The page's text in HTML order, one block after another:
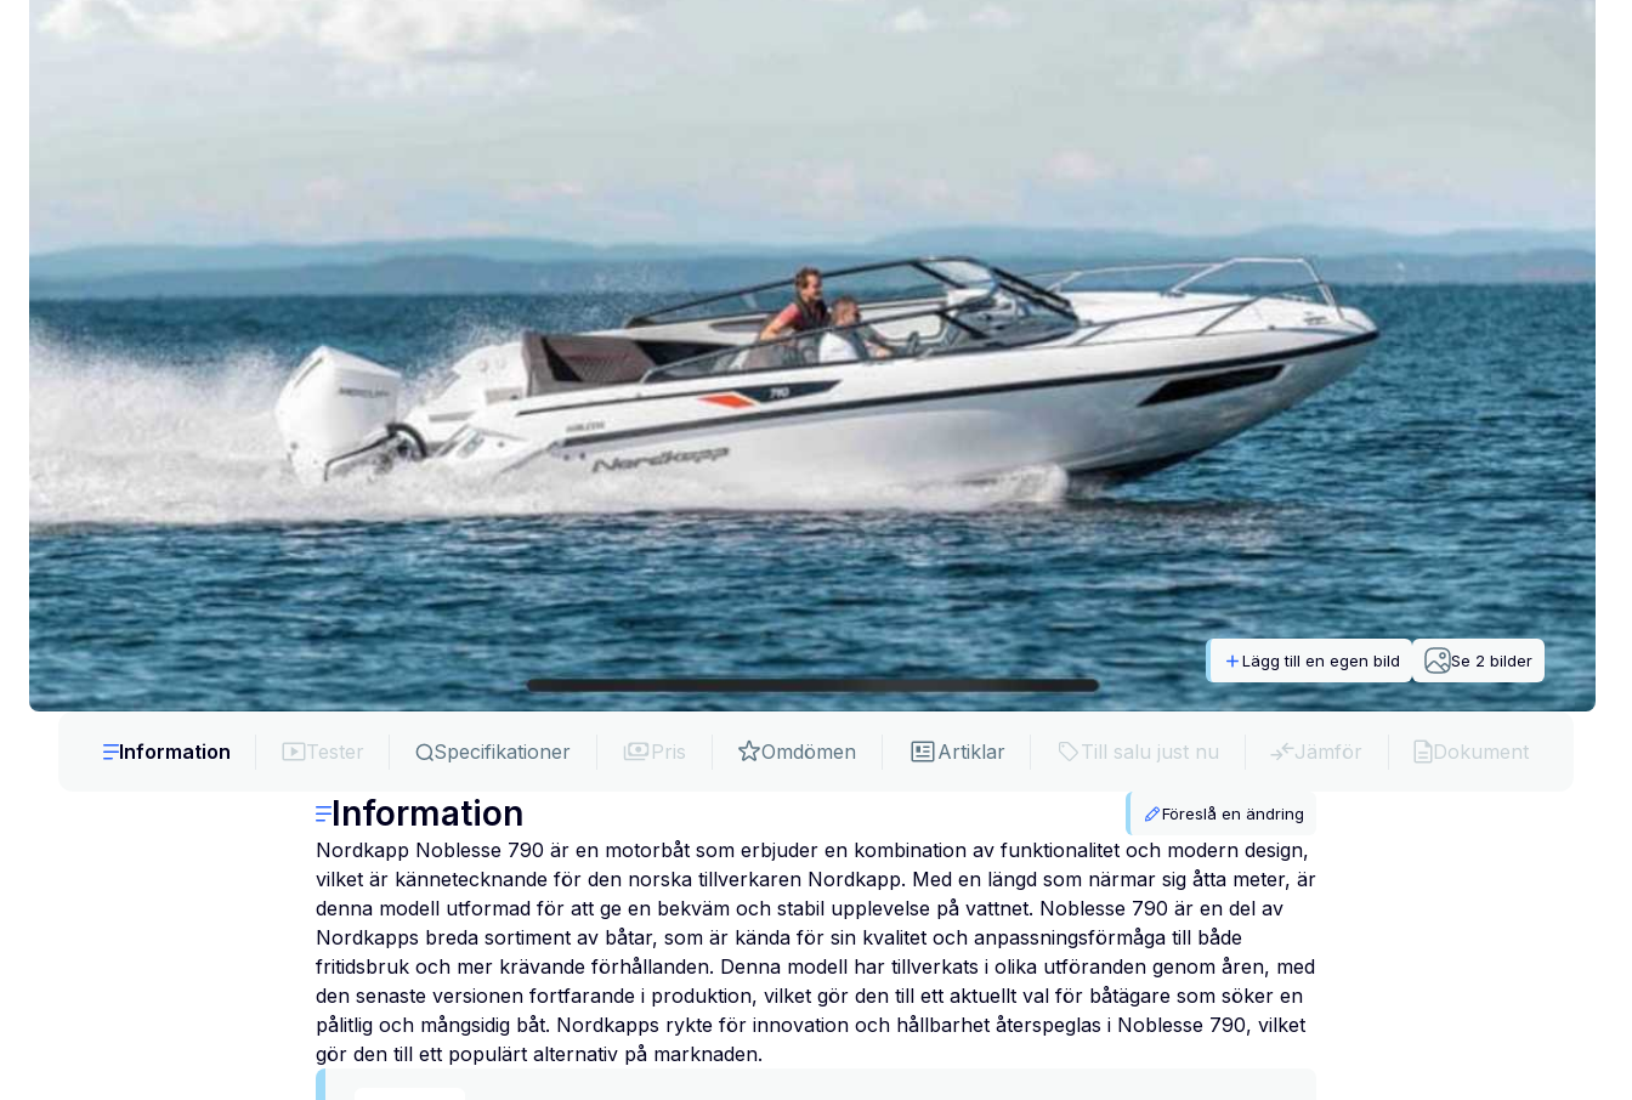
Lägg till en egen bild Se 2 bilder
Information Tester Specifikationer Pris Omdömen Artiklar Till salu just nu Jämför Dokument
Information Föreslå en ändring
Nordkapp Noblesse 790 är en motorbåt som erbjuder en kombination av funktionalitet och modern design,
vilket är kännetecknande för den norska tillverkaren Nordkapp. Med en längd som närmar sig åtta meter, är
denna modell utformad för att ge en bekväm och stabil upplevelse på vattnet. Noblesse 790 är en del av
Nordkapps breda sortiment av båtar, som är kända för sin kvalitet och anpassningsförmåga till både
fritidsbruk och mer krävande förhållanden. Denna modell har tillverkats i olika utföranden genom åren, med
den senaste versionen fortfarande i produktion, vilket gör den till ett aktuellt val för båtägare som söker en
pålitlig och mångsidig båt. Nordkapps rykte för innovation och hållbarhet återspeglas i Noblesse 790, vilket
gör den till ett populärt alternativ på marknaden.